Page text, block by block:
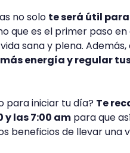
no solo te será útil
que es el primer paso
sana y plena.
energía y regular
para iniciar tu día? Te
y las 7:00 am para que
beneficios de llevar una